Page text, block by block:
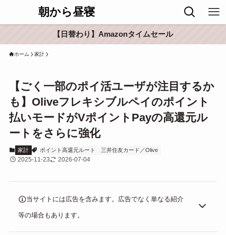
朝から昼寝
【日替わり】Amazonタイムセール
ホーム 家計
【ごく一部のポイ活ユーザが注目するか
も】Oliveフレキシブルペイのポイント
払いモードがVポイントPayの高還元ル
ートをさらに強化
家計 ポイント高還元ルート 三井住友カード／Olive
2025-11-23 2026-07-04
当サイトには広告を含みます。広告でなく単なる紹介
等の場合もあります。